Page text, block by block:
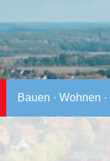
Bauen · Wohnen